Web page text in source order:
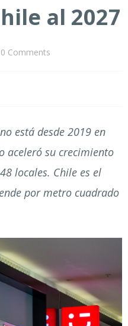
al 2027
0 Comments
está desde 2019 en
aceleró su crecimiento
locales. Chile es el
por metro cuadrado